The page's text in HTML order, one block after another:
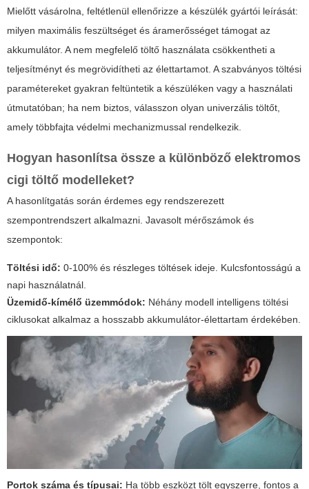
Mielőtt vásárolna, feltétlenül ellenőrizze a készülék gyártói leírását:
milyen maximális feszültséget és áramerősséget támogat az
akkumulátor. A nem megfelelő töltő használata csökkentheti a
teljesítményt és megrövidítheti az élettartamot. A szabványos töltési
paramétereket gyakran feltüntetik a készüléken vagy a használati
útmutatóban; ha nem biztos, válasszon olyan univerzális töltőt,
amely többfajta védelmi mechanizmussal rendelkezik.
Hogyan hasonlítsa össze a különböző elektromos
cigi töltő modelleket?
A hasonlítgatás során érdemes egy rendszerezett
szempontrendszert alkalmazni. Javasolt mérőszámok és
szempontok:
Töltési idő: 0-100% és részleges töltések ideje. Kulcsfontosságú a
napi használatnál.
Üzemidő-kímélő üzemmódok: Néhány modell intelligens töltési
ciklusokat alkalmaz a hosszabb akkumulátor-élettartam érdekében.
Portok száma és típusai: Ha több eszközt tölt egyszerre, fontos a